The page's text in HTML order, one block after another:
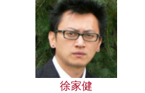
徐家健